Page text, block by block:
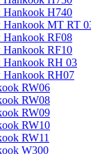
H740
MT RT
RF08
RF10
RH 03
RH07
RW06
RW08
RW09
RW10
RW11
W300